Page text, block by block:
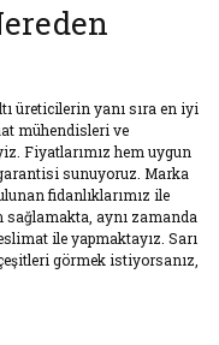
üreticilerin yanı sıra en iyi
mühendisleri ve
Fiyatlarımız hem uygun
sunuyoruz. Marka
fidanlıklarımız ile
sağlamakta, aynı zamanda
ile yapmaktayız. Sarı
görmek istiyorsanız,